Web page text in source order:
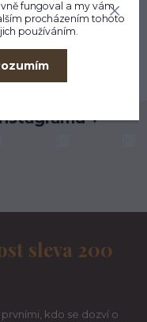
♥
sleva 200
kdo se dozví o
fungoval a my vám
procházením tohoto
používáním.